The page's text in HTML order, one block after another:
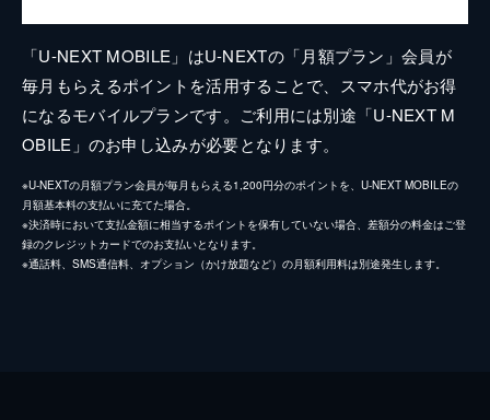
「U-NEXT MOBILE」はU-NEXTの「月額プラン」会員が
毎月もらえるポイントを活用することで、スマホ代がお得
になるモバイルプランです。ご利用には別途「U-NEXT M
OBILE」のお申し込みが必要となります。
※U-NEXTの月額プラン会員が毎月もらえる1,200円分のポイントを、U-NEXT MOBILEの
月額基本料の支払いに充てた場合。
※決済時において支払金額に相当するポイントを保有していない場合、差額分の料金はご登
録のクレジットカードでのお支払いとなります。
※通話料、SMS通信料、オプション（かけ放題など）の月額利用料は別途発生します。